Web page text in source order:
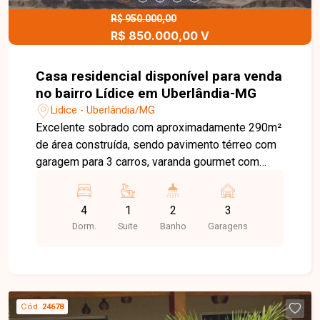
em contato para mais informações e agende sua
R$ 950.000,00
R$ 850.000,00 V
Casa residencial disponível para venda
no bairro Lídice em Uberlândia-MG
Lidice - Uberlândia/MG
Excelente sobrado com aproximadamente 290m²
de área construída, sendo pavimento térreo com
garagem para 3 carros, varanda gourmet com
banheiro, 2° pavimento possui sala ampla em 2
ambientes, cozinha com armários, área de
serviço, despensa, banheiro social, 4 quartos
esclarecer suas dúvidas e auxiliar em todo o
processo. Entre em contato conosco pelo
4
Dorm.
1
Suite
2
Banho
3
Garagens
Cód. 24678